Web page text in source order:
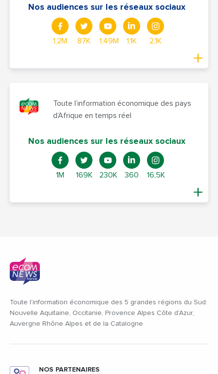
Nos audiences sur les réseaux sociaux
1,2M 87K 1,49M 1,1K 2,1K
Toute l’information économique des pays
d’Afrique en temps réel
Nos audiences sur les réseaux sociaux
1M 169K 230K 360 16,5K
Toute l'information économique des 5 grandes régions du Sud:
Nouvelle Aquitaine, Occitanie, Provence Alpes Côte d'Azur,
Auvergne Rhône Alpes et de la Catalogne
NOS PARTENAIRES